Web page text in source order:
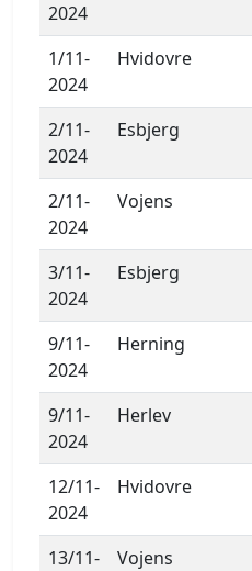
2024
1/11-
2024
Hvidovre
2/11-
2024
Esbjerg
2/11-
2024
Vojens
3/11-
2024
Esbjerg
9/11-
2024
Herning
9/11-
2024
Herlev
12/11-
2024
Hvidovre
13/11-
Vojens